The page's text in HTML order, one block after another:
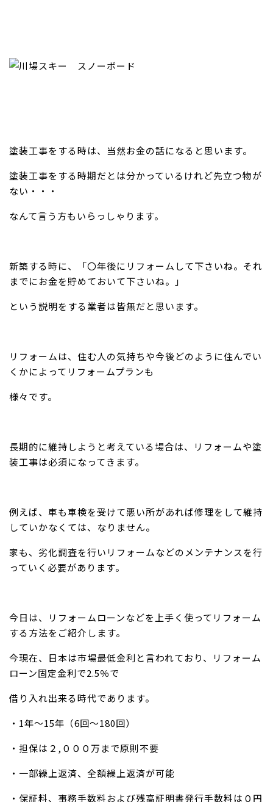
塗装工事をする時は、当然お金の話になると思います。
塗装工事をする時期だとは分かっているけれど先立つ物が
ない・・・
なんて言う方もいらっしゃります。
新築する時に、「〇年後にリフォームして下さいね。それ
までにお金を貯めておいて下さいね。」
という説明をする業者は皆無だと思います。
リフォームは、住む人の気持ちや今後どのように住んでい
くかによってリフォームプランも
様々です。
長期的に維持しようと考えている場合は、リフォームや塗
装工事は必須になってきます。
例えば、車も車検を受けて悪い所があれば修理をして維持
していかなくては、なりません。
家も、劣化調査を行いリフォームなどのメンテナンスを行
っていく必要があります。
今日は、リフォームローンなどを上手く使ってリフォーム
する方法をご紹介します。
今現在、日本は市場最低金利と言われており、リフォーム
ローン固定金利で2.5％で
借り入れ出来る時代であります。
・1年～15年（6回～180回）
・担保は２,０００万まで原則不要
・一部繰上返済、全額繰上返済が可能
・保証料、事務手数料および残高証明書発行手数料は０円